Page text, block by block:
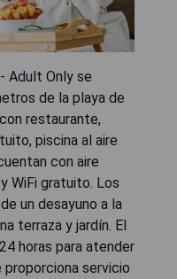
Adult Only se
de la playa de
restaurante,
piscina al aire
con aire
WiFi gratuito. Los
un desayuno a la
terraza y jardín. El
horas para atender
proporciona servicio